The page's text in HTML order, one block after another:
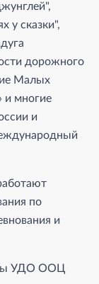
у сказки",
дорожного
Малых
многие
и
по
и
УДО ООЦ